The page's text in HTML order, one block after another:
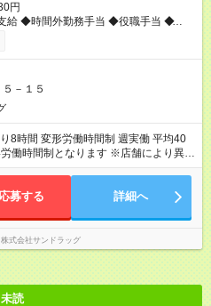
円
給 ◆時間外勤務手当 ◆役職手当 ◆育児
月5000円～25000円） ・昇給年1
試用期間】試用期間あ
－１５
8時間 変形労働時間制 週実働 平均40
り8時間 変
ト例 早番／07:00～
14:00～22:45（休憩2h） 通し／
07:00～22:45（休憩2h） 他 ▼残業は全社平均月11.6時間！
応募する 詳細へ
株式会社サンドラッグ
未読